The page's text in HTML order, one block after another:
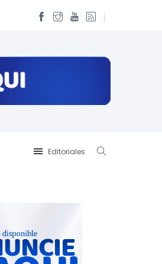
Editoriales